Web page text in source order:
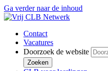
Ga verder naar de inhoud
Contact
Vacatures
Doorzoek de website
Zoeken